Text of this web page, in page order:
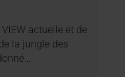
actuelle et de
la jungle des